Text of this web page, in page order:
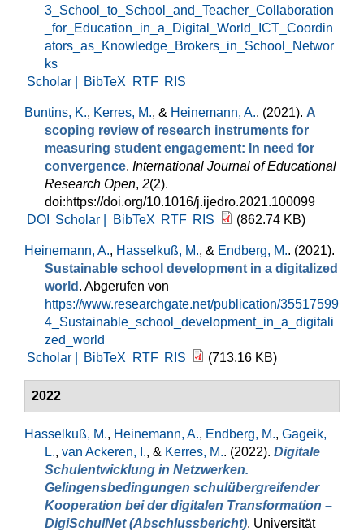
3_School_to_School_and_Teacher_Collaboration
_for_Education_in_a_Digital_World_ICT_Coordin
ators_as_Knowledge_Brokers_in_School_Networ
ks
Scholar |
BibTeX RTF RIS
Buntins, K., Kerres, M., & Heinemann, A.. (2021). A
scoping review of research instruments for
measuring student engagement: In need for
convergence. International Journal of Educational
Research Open, 2(2).
doi:https://doi.org/10.1016/j.ijedro.2021.100099
DOI
Scholar | BibTeX RTF RIS (862.74 KB)
Heinemann, A., Hasselkuß, M., & Endberg, M.. (2021).
Sustainable school development in a digitalized
world . Abgerufen von
https://www.researchgate.net/publication/35517599
4_Sustainable_school_development_in_a_digitali
zed_world
Scholar |
BibTeX RTF RIS (713.16 KB)
2022
Hasselkuß, M., Heinemann, A., Endberg, M., Gageik,
L., van Ackeren, I., & Kerres, M.. (2022). Digitale
Schulentwicklung in Netzwerken.
Gelingensbedingungen schulübergreifender
Kooperation bei der digitalen Transformation –
DigiSchulNet (Abschlussbericht). Universität